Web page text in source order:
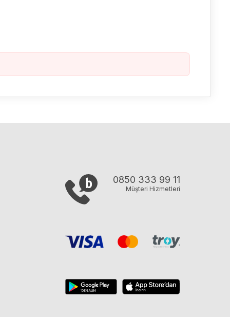
0850 333 99 11
Müşteri Hizmetleri